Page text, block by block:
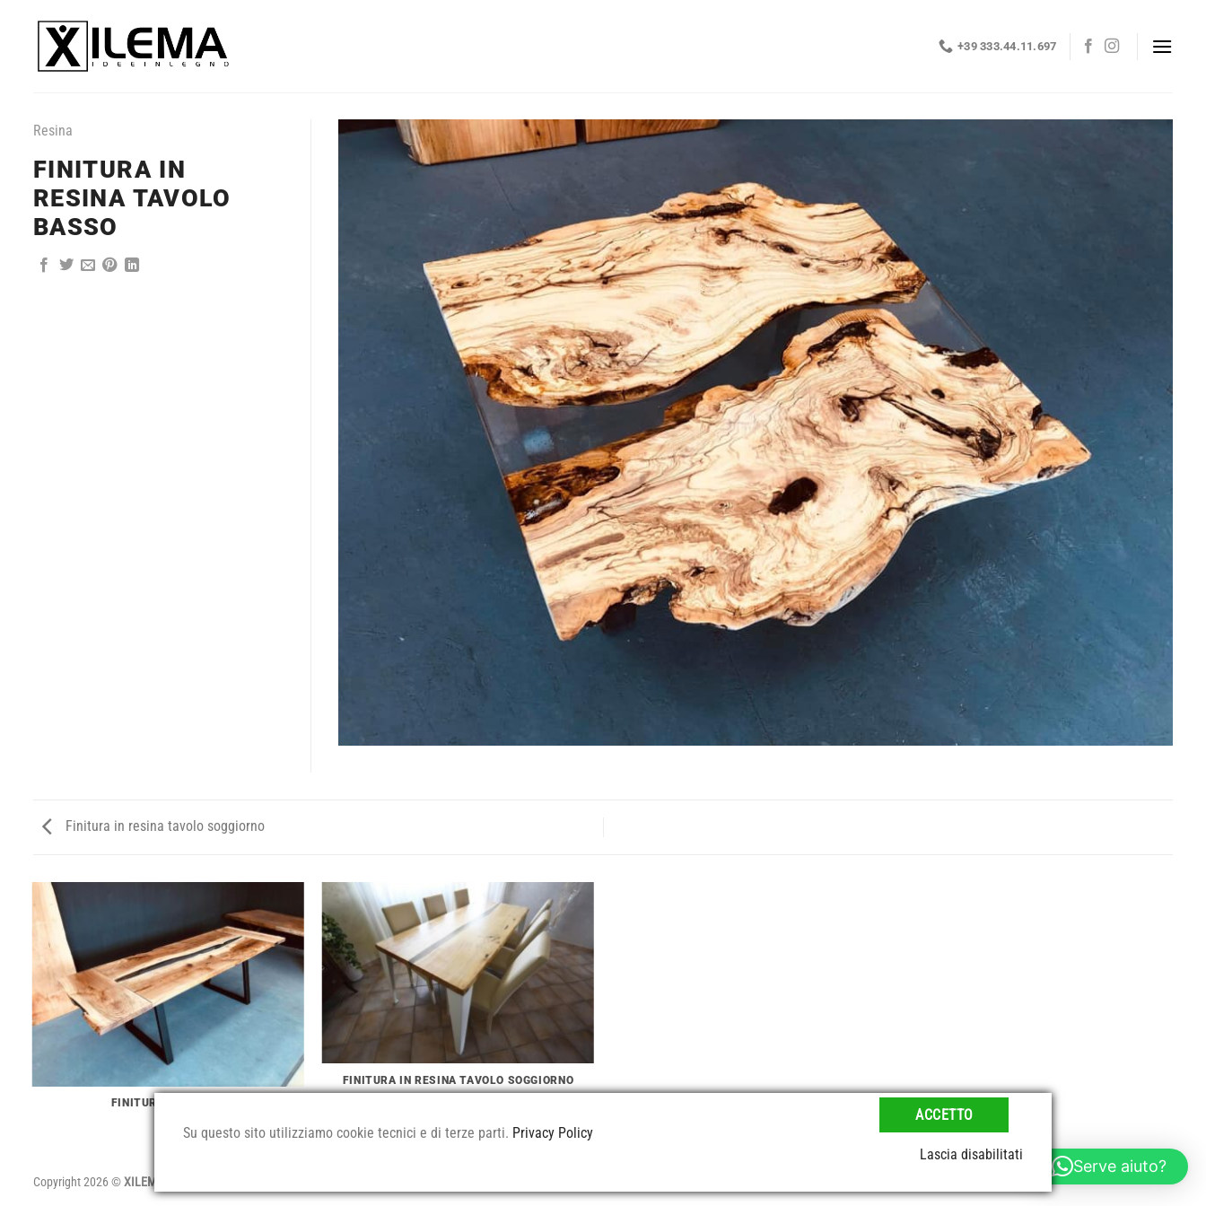
contenuti
+39 333.44.11.697
Resina
FINITURA IN
RESINA TAVOLO
BASSO
Finitura in resina tavolo soggiorno
FINITURA IN RESINA
FINITURA IN RESINA TAVOLO SOGGIORNO
Copyright 2026 ©XILEMA Idee in legno - P.IVA 02279490565
Serve aiuto?
Su questo sito utilizziamo cookie tecnici e di terze parti. Privacy Policy
ACCETTO
Lascia disabilitati